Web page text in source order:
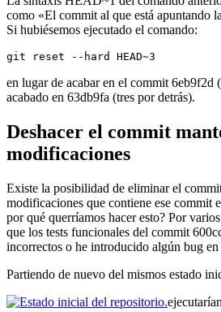
como «El commit al que está apuntando
Si hubiésemos ejecutado el comando:
git reset --hard HEAD~3
en lugar de acabar en el commit 6eb9f2d
acabado en 63db9fa (tres por detrás).
Deshacer el commit
modificaciones
Existe la posibilidad de eliminar el
modificaciones que contiene ese commit
por qué querríamos hacer esto? Por
que los tests funcionales del commit
incorrectos o he introducido algún bug en
Partiendo de nuevo del mismos estado